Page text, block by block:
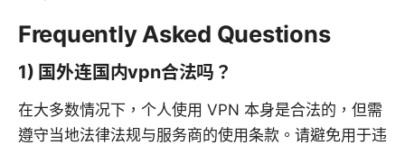
Frequently Asked Questions
1) 国外连国内vpn合法吗？
在大多数情况下，个人使用 VPN 本身是合法的，但需
遵守当地法律法规与服务商的使用条款。请避免用于违